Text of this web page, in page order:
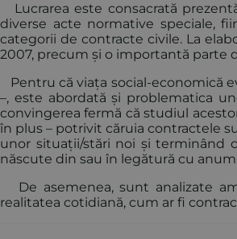
Lucrarea este consacrată
diverse acte normative speciale,
categorii de contracte civile. La
2007, precum și o importantă parte
Pentru că viața social-economică
–, este abordată și problematica
convingerea fermă că studiul
în plus – potrivit căruia contractele
unor situații/stări noi și terminând
născute din sau în legătură cu
De asemenea, sunt analizate
realitatea cotidiană, cum ar fi